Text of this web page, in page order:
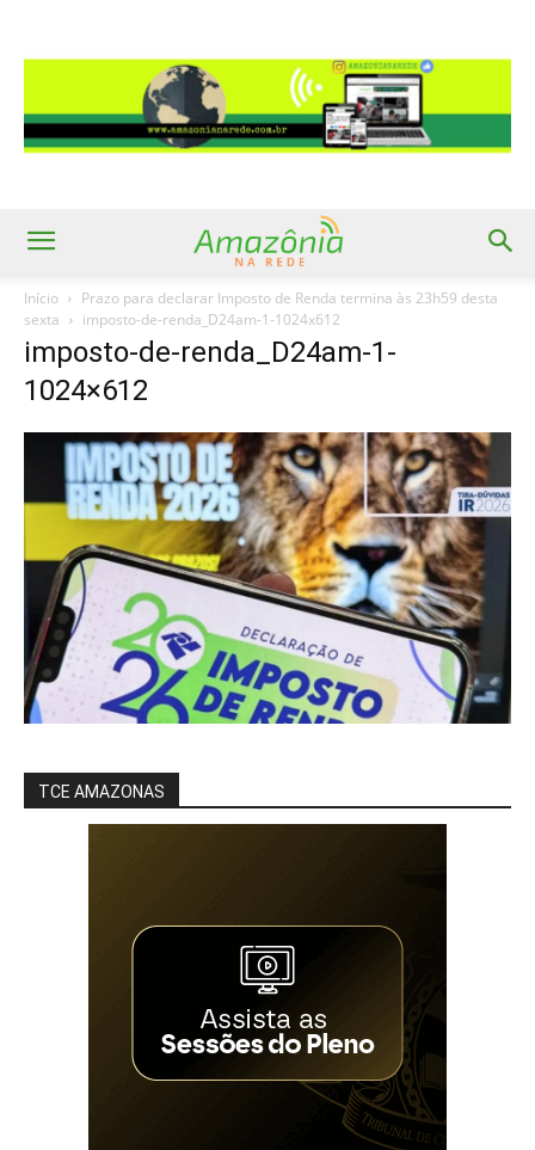
Início
Prazo para declarar Imposto de Renda termina às 23h59 desta
sexta
imposto-de-renda_D24am-1-1024x612
imposto-de-renda_D24am-1-
1024×612
TCE AMAZONAS